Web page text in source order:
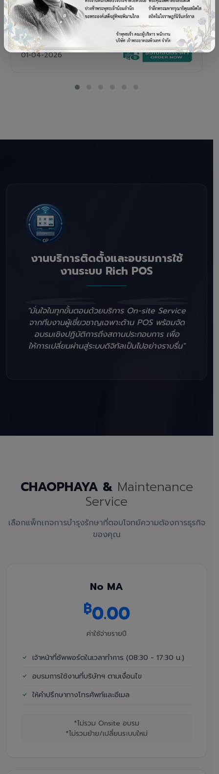
POS TERMINAL
SENOR V+5s
เครื่อง POS All-in-One Touch Screen ดีไซน์พรีเมียม
01-04-2026
งานบริการติดตั้งและอบรมการใช้
งานระบบ Rich POS
"มั่นใจในทุกขั้นตอนด้วยบริการ On-site Service
จากทีมงานผู้เชี่ยวชาญเฉพาะด้าน POS พร้อมจัด
อบรมเชิงปฏิบัติการถึงสถานประกอบการ เพื่อ
ให้การเปลี่ยนผ่านสู่ระบบดิจิทัลเป็นไปอย่างราบรื่น"
CHAOPHAYA & Maintenance
Service
เลือกแพ็กเกจการบำรุงรักษาที่ตอบโจทย์ความต้องการธุรกิจ
ของคุณ
No MA
฿0.00
ค่าใช้จ่ายรายปี
เจ้าหน้าที่ซัพพอร์ตในเวลาทำการ (08:30 - 17:30 น.)
อบรมการใช้งานที่บริษัทฯ ตามเงื่อนไข
ให้คำปรึกษาทางโทรศัพท์และอีเมล
*ไม่รวม Onsite อบรม
*ไม่รวมย้าย/เปลี่ยนระบบใหม่